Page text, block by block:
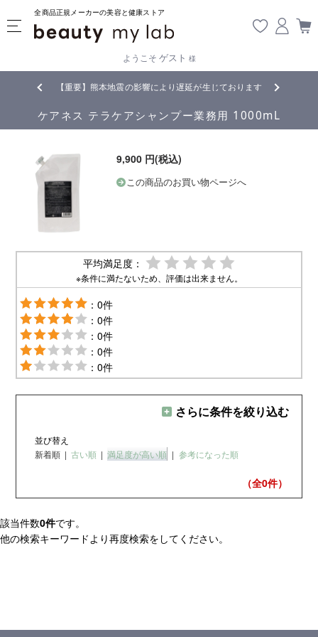
全商品正規メーカーの美容と健康ストア
ようこそ ゲスト 様
【重要】熊本地震の影響により遅延が生じております
ケアネス テラケアシャンプー業務用 1000mL
9,900 円(税込)
この商品のお買い物ページへ
平均満足度：
※条件に満たないため、評価は出来ません。
：0件
：0件
：0件
：0件
：0件
さらに条件を絞り込む
並び替え
新着順 | 古い順 | 満足度が高い順 | 参考になった順
（全0件）
該当件数0件です。
他の検索キーワードより再度検索をしてください。